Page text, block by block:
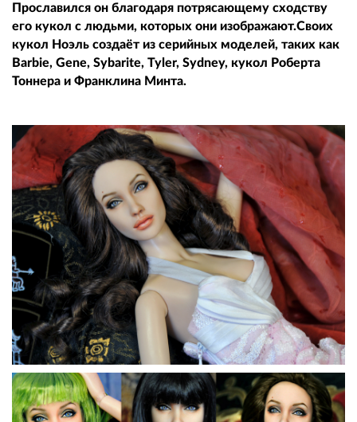
Прославился он благодаря потрясающему сходству
его кукол с людьми, которых они изображают.Своих
кукол Ноэль создаёт из серийных моделей, таких как
Barbie, Gene, Sybarite, Tyler, Sydney, кукол Роберта
Тоннера и Франклина Минта.